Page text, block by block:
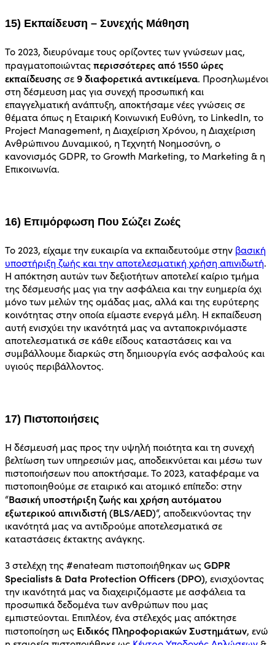
15) Εκπαίδευση – Συνεχής Μάθηση
Το 2023, διευρύναμε τους ορίζοντες των γνώσεων μας,
πραγματοποιώνταςπερισσότερες από 1550 ώρες
εκπαίδευσηςσε9 διαφορετικά αντικείμενα. Προσηλωμένοι
στη δέσμευση μας για συνεχή προσωπική και
επαγγελματική ανάπτυξη, αποκτήσαμε νέες γνώσεις σε
θέματα όπως η Εταιρική Κοινωνική Ευθύνη, το LinkedIn, το
Project Management, η Διαχείριση Χρόνου, η Διαχείριση
Ανθρώπινου Δυναμικού, η Τεχνητή Νοημοσύνη, ο
κανονισμός GDPR, το Growth Marketing, το Marketing & η
Επικοινωνία.
16) Επιμόρφωση Που Σώζει Ζωές
Το 2023, είχαμε την ευκαιρία να εκπαιδευτούμε στην βασική
υποστήριξη ζωής και την αποτελεσματική χρήση απινιδωτή.
Η απόκτηση αυτών των δεξιοτήτων αποτελεί καίριο τμήμα
της δέσμευσής μας για την ασφάλεια και την ευημερία όχι
μόνο των μελών της ομάδας μας, αλλά και της ευρύτερης
κοινότητας στην οποία είμαστε ενεργά μέλη. Η εκπαίδευση
αυτή ενισχύει την ικανότητά μας να ανταποκρινόμαστε
αποτελεσματικά σε κάθε είδους καταστάσεις και να
συμβάλλουμε διαρκώς στη δημιουργία ενός ασφαλούς και
υγιούς περιβάλλοντος.
17) Πιστοποιήσεις
Η δέσμευσή μας προς την υψηλή ποιότητα και τη συνεχή
βελτίωση των υπηρεσιών μας, αποδεικνύεται και μέσω των
πιστοποιήσεων που αποκτήσαμε. Το 2023, καταφέραμε να
πιστοποιηθούμε σε εταιρικό και ατομικό επίπεδο: στην
“Βασική υποστήριξη ζωής και χρήση αυτόματου
εξωτερικού απινιδιστή (BLS/AED)“, αποδεικνύοντας την
ικανότητά μας να αντιδρούμε αποτελεσματικά σε
καταστάσεις έκτακτης ανάγκης.
3 στελέχη της #enateam πιστοποιήθηκαν ωςGDPR
Specialists & Data Protection Officers (DPO), ενισχύοντας
την ικανότητά μας να διαχειριζόμαστε με ασφάλεια τα
προσωπικά δεδομένα των ανθρώπων που μας
εμπιστεύονται. Επιπλέον, ένα στέλεχός μας απόκτησε
πιστοποίηση ως Ειδικός Πληροφοριακών Συστημάτων, ενώ